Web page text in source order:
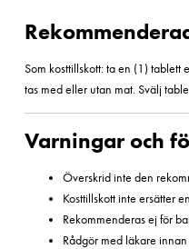
Som kosttillskott: ta en (1)
tas med eller utan mat. Svälj
Varningar och
Överskrid inte den
Kosttillskott inte ersätter
Rekommenderas ej för
Rådgör med läkare